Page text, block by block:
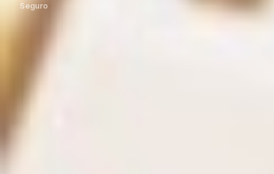
Seguro